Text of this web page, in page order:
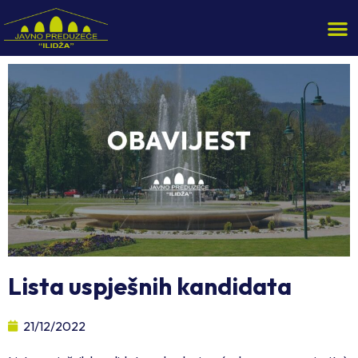
Lista uspješnih kandidata
21/12/2022